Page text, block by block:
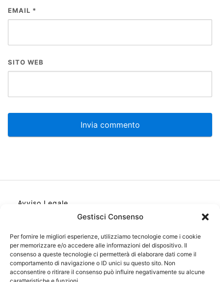
Gestisci Consenso
Per fornire le migliori esperienze, utilizziamo tecnologie come i cookie
per memorizzare e/o accedere alle informazioni del dispositivo. Il
consenso a queste tecnologie ci permetterà di elaborare dati come il
comportamento di navigazione o ID unici su questo sito. Non
acconsentire o ritirare il consenso può influire negativamente su alcune
EMAIL *
SITO WEB
Avviso Legale
Informativa sulla Privacy
Cookie
Contatto
Cookie Policy (UE)